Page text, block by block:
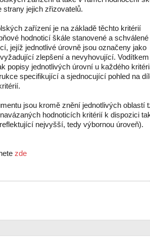
jejich zřizovatelů.
zařízení je na základě těchto kritérií
hodnoticí škále stanovené a schválené
jejíž jednotlivé úrovně jsou označeny jako
zlepšení a nevyhovující. Vodítkem
popisy jednotlivých úrovní u každého
specifikující a sjednocující pohled na
jsou kromě znění jednotlivých oblastí
hodnoticích kritérií k dispozici
nejvyšší, tedy výbornou úroveň).
zde